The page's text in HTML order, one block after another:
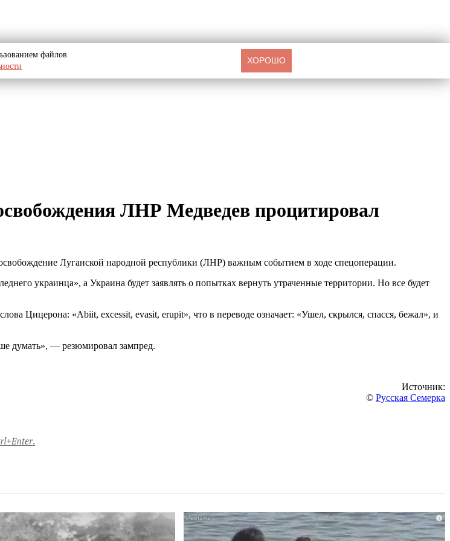
ЛНР Медведев процитировал
Луганской народной республики (ЛНР) важным событием в ходе спецоперации.
украинца», а Украина будет заявлять о попытках вернуть утраченные территории. Но все будет
Цицерона: «Abiit, excessit, evasit, erupit», что в переводе означает: «Ушел, скрылся, спасся, бежал», и
думать», — резюмировал зампред.
Источник:
© Русская Семерка
i
файлов
ХОРОШО